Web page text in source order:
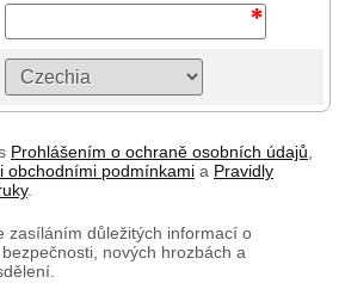
Prohlášením o ochraně osobních údajů
obchodními podmínkami a Pravidly
.
zasíláním důležitých informací o
nových hrozbách a